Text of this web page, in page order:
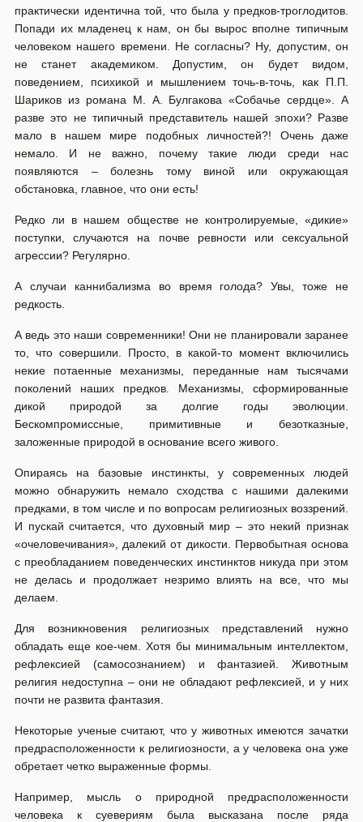
практически идентична той, что была у предков-троглодитов.
Попади их младенец к нам, он бы вырос вполне типичным
человеком нашего времени. Не согласны? Ну, допустим, он
не станет академиком. Допустим, он будет видом,
поведением, психикой и мышлением точь-в-точь, как П.П.
Шариков из романа М. А. Булгакова «Собачье сердце». А
разве это не типичный представитель нашей эпохи? Разве
мало в нашем мире подобных личностей?! Очень даже
немало. И не важно, почему такие люди среди нас
появляются – болезнь тому виной или окружающая
обстановка, главное, что они есть!
Редко ли в нашем обществе не контролируемые, «дикие»
поступки, случаются на почве ревности или сексуальной
агрессии? Регулярно.
А случаи каннибализма во время голода? Увы, тоже не
редкость.
А ведь это наши современники! Они не планировали заранее
то, что совершили. Просто, в какой-то момент включились
некие потаенные механизмы, переданные нам тысячами
поколений наших предков. Механизмы, сформированные
дикой природой за долгие годы эволюции.
Бескомпромиссные, примитивные и безотказные,
заложенные природой в основание всего живого.
Опираясь на базовые инстинкты, у современных людей
можно обнаружить немало сходства с нашими далекими
предками, в том числе и по вопросам религиозных воззрений.
И пускай считается, что духовный мир – это некий признак
«очеловечивания», далекий от дикости. Первобытная основа
с преобладанием поведенческих инстинктов никуда при этом
не делась и продолжает незримо влиять на все, что мы
делаем.
Для возникновения религиозных представлений нужно
обладать еще кое-чем. Хотя бы минимальным интеллектом,
рефлексией (самосознанием) и фантазией. Животным
религия недоступна – они не обладают рефлексией, и у них
почти не развита фантазия.
Некоторые ученые считают, что у животных имеются зачатки
предрасположенности к религиозности, а у человека она уже
обретает четко выраженные формы.
Например, мысль о природной предрасположенности
человека к суевериям была высказана после ряда